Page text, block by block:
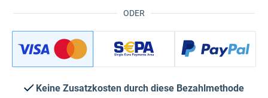
ODER
Keine Zusatzkosten durch diese Bezahlmethode